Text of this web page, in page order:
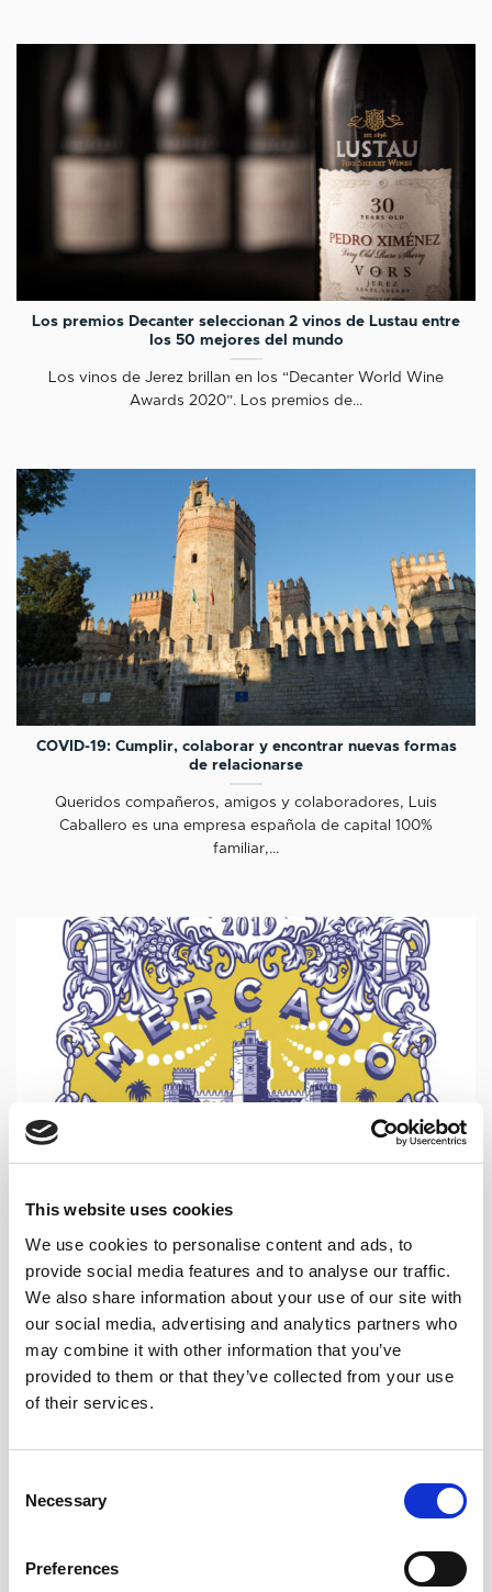
This website uses cookies
We use cookies to personalise content and ads, to
provide social media features and to analyse our traffic.
We also share information about your use of our site with
our social media, advertising and analytics partners who
may combine it with other information that you’ve
provided to them or that they’ve collected from your use
of their services.
Selection
Necessary
Preferences
Los premios Decanter seleccionan 2 vinos de Lustau entre
los 50 mejores del mundo
Los vinos de Jerez brillan en los “Decanter World Wine
Awards 2020”. Los premios de...
COVID-19: Cumplir, colaborar y encontrar nuevas formas
de relacionarse
Queridos compañeros, amigos y colaboradores, Luis
Caballero es una empresa española de capital 100%
familiar,...
una experiencia para los sentidos
Bodegas Caballero acude fiel a su cita con el verano
portuense y gaditano y prepara...